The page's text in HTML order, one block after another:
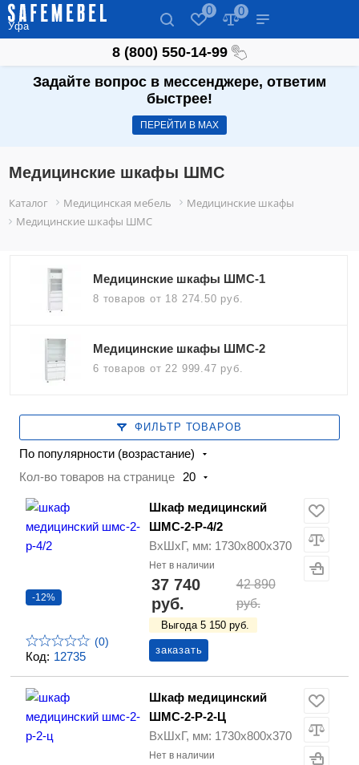
Уфа
0 0
8 (800) 550-14-99
Задайте вопрос в мессенджере, ответим
быстрее!
ПЕРЕЙТИ В МАХ
Медицинские шкафы ШМС
Каталог Медицинская мебель
Медицинские шкафы
Медицинские шкафы ШМС
Медицинские шкафы ШМС-1
8 товаров от 18 274.50 руб.
Медицинские шкафы ШМС-2
6 товаров от 22 999.47 руб.
ФИЛЬТР ТОВАРОВ
По популярности (возрастание)
Кол-во товаров на странице
20
Код: 12735
-12%
(0)
Шкаф медицинский
ШМС-2-Р-4/2
ВхШхГ, мм: 1730х800х370
Нет в наличии
37 740
руб.
42 890
руб.
Выгода 5 150 руб.
заказать
Шкаф медицинский
ШМС-2-Р-2-Ц
ВхШхГ, мм: 1730х800х370
Нет в наличии